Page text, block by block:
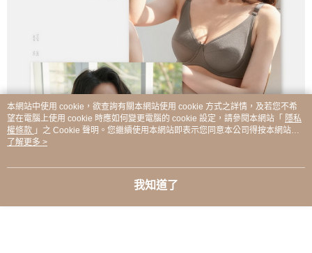
本網站中使用 cookie，欲查詢有關本網站使用 cookie 方式之詳情，及若您不希
望在電腦上使用 cookie 時應如何變更電腦的 cookie 設定，請參閱本網站「 隱私
權條款 」之 Cookie 聲明。您繼續使用本網站即表示您同意本公司得按本網站使
用條款之 Cookie 聲明使用 cookie。
了解更多 >
我知道了